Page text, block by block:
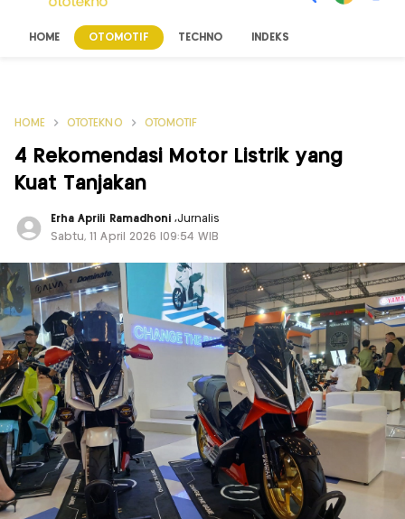
HOME OTOMOTIF TECHNO INDEKS
HOME OTOTEKNO OTOMOTIF
4 Rekomendasi Motor Listrik yang
Kuat Tanjakan
Erha Aprili Ramadhoni,Jurnalis
Sabtu, 11 April 2026 |09:54 WIB